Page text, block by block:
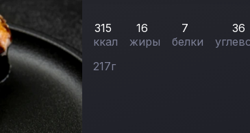
315
ккал
16
жиры
7
белки
36
217г